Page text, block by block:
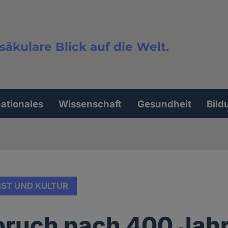
Blick auf die Welt.
Wissenschaft Gesundheit
UND KULTUR